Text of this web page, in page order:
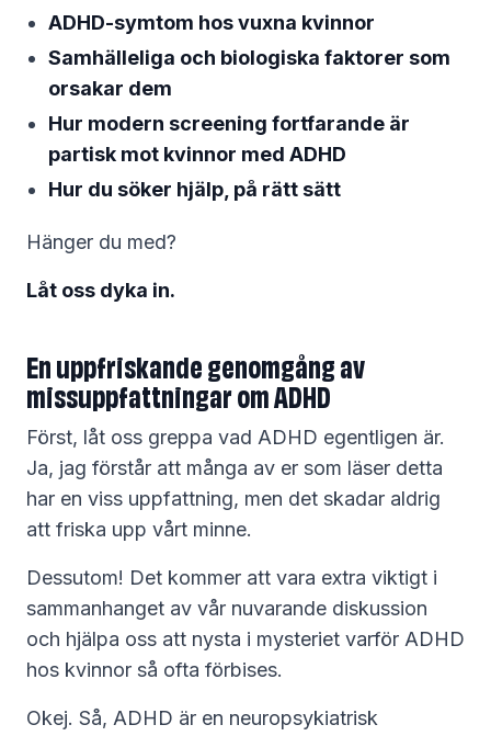
ADHD-symtom hos vuxna kvinnor
Samhälleliga och biologiska faktorer som
orsakar dem
Hur modern screening fortfarande är
partisk mot kvinnor med ADHD
Hur du söker hjälp, på rätt sätt
Hänger du med?
Låt oss dyka in.
En uppfriskande genomgång av
missuppfattningar om ADHD
Först, låt oss greppa vad ADHD egentligen är.
Ja, jag förstår att många av er som läser detta
har en viss uppfattning, men det skadar aldrig
att friska upp vårt minne.
Dessutom! Det kommer att vara extra viktigt i
sammanhanget av vår nuvarande diskussion
och hjälpa oss att nysta i mysteriet varför ADHD
hos kvinnor så ofta förbises.
Okej. Så, ADHD är en neuropsykiatrisk